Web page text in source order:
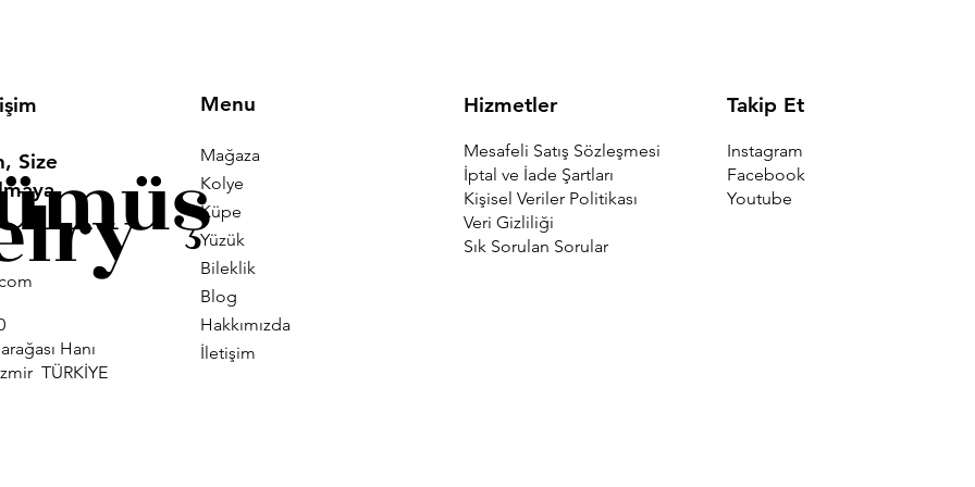
Size
Hanı
TÜRKİYE
Menu
Mağaza
Kolye
Küpe
Yüzük
Bileklik
Blog
Hakkımızda
İletişim
Hizmetler
Mesafeli Satış Sözleşmesi
İptal ve İade Şartları
Kişisel Veriler Politikası
Veri Gizliliği
Sık Sorulan Sorular
Takip Et
Instagram
Facebook
Youtube